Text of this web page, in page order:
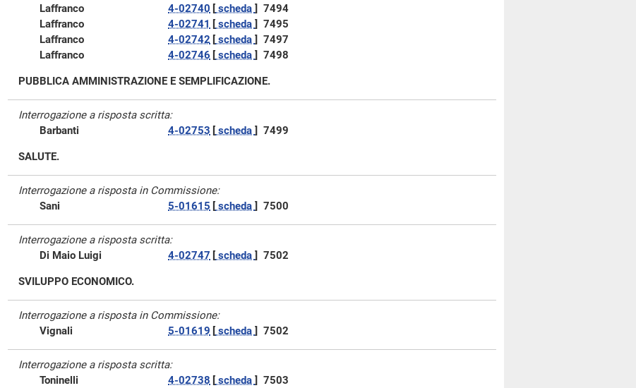
Laffranco
4-02740 [ scheda ] 7494
Laffranco
4-02741 [ scheda ] 7495
Laffranco
4-02742 [ scheda ] 7497
Laffranco
4-02746 [ scheda ] 7498
PUBBLICA AMMINISTRAZIONE E SEMPLIFICAZIONE.
Interrogazione a risposta scritta:
Barbanti
4-02753 [ scheda ] 7499
SALUTE.
Interrogazione a risposta in Commissione:
Sani
5-01615 [ scheda ] 7500
Interrogazione a risposta scritta:
Di Maio Luigi
4-02747 [ scheda ] 7502
SVILUPPO ECONOMICO.
Interrogazione a risposta in Commissione:
Vignali
5-01619 [ scheda ] 7502
Interrogazione a risposta scritta:
Toninelli
4-02738 [ scheda ] 7503